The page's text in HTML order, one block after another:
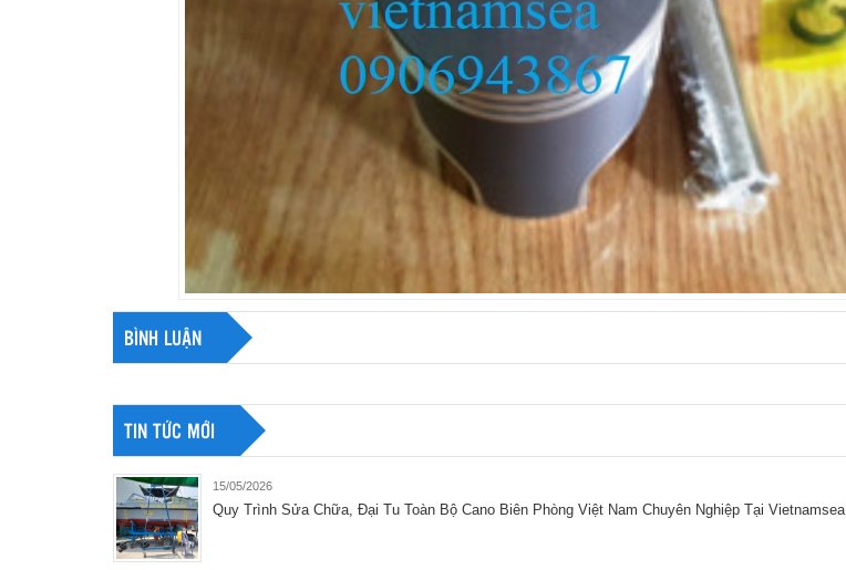
BÌNH LUẬN
TIN TỨC MỚI
15/05/2026
Quy Trình Sửa Chữa, Đại Tu Toàn Bộ Cano Biên Phòng Việt Nam Chuyên Nghiệp Tại Vietnamsea